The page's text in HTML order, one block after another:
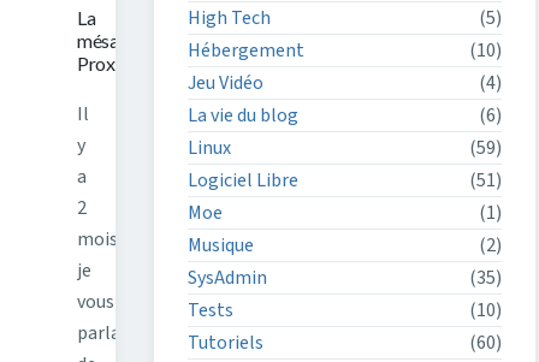
La
mésaventure
Proxmox
Il
y
a
2
mois
je
vous
parlais
High Tech
(5)
Hébergement
(10)
Jeu Vidéo
(4)
La vie du blog
(6)
Linux
(59)
Logiciel Libre
(51)
Moe
(1)
Musique
(2)
SysAdmin
(35)
Tests
(10)
Tutoriels
(60)